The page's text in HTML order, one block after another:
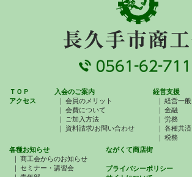
ＴＯＰ
アクセス
入会のご案内
会員のメリット
会費について
ご加入方法
資料請求/お問い合わせ
経営支援
経営一般
金融
労務
各種共済
税務
各種お知らせ
商工会からのお知らせ
セミナー・講習会
ながくて商店街
プライバシーポリシー